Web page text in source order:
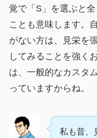
覚で「S」を選ぶと
ことも意味します。
がない方は、見栄を
してみることを強く
は、一般的なカスタ
っていますからね。
私も昔、